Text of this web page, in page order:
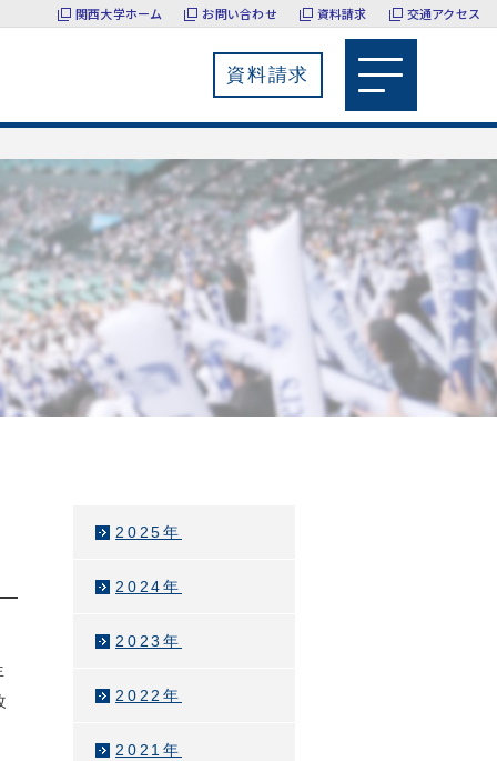
関西大学ホーム お問い合わせ 資料請求 交通アクセス
資料請求
2025年
2024年
2023年
2022年
2021年